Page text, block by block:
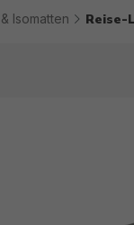
Isomatten